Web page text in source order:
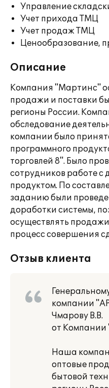
Управление
Учет прихода ТМЦ
Учет продаж ТМЦ
Ценообразование,
Описание
Компания "Мартинс"
продажи и поставки
регионы России.
обследование
компании было
программного
торговлей 8". Было
сотрудников работе
продуктом. По
заданию были
доработки системы,
осуществлять
процесс совершения
Отзыв клиента
компании
Чмарову В.В.
от
Наша
оптовые
бытовой